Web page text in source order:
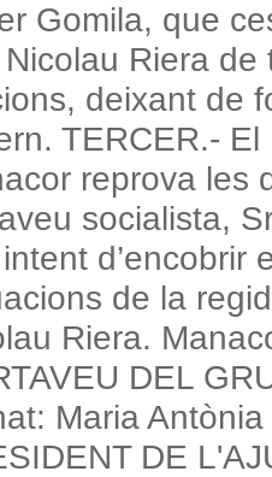
Gomila, que
Nicolau Riera
deixant de
TERCER.-
reprova les
socialista,
d’encobrir
de la
Riera.
DEL
Maria
DE